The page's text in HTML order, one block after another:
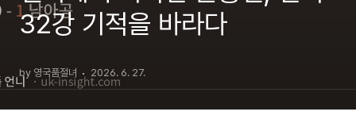
32강 기적을 바라다
by 영국품절녀 2026. 6. 27.